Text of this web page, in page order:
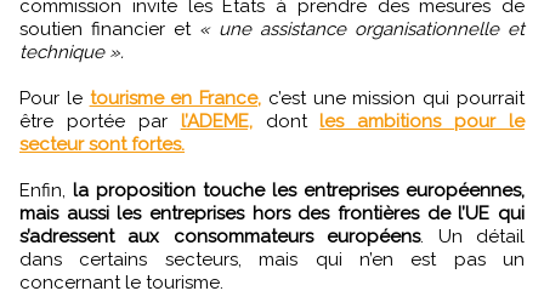
commission invite les États à prendre des mesures de
soutien financier et « une assistance organisationnelle et
technique ».
Pour le tourisme en France, c’est une mission qui pourrait
être portée par l’ADEME,dontles ambitions pour le
secteur sont fortes.
Enfin, la proposition touche les entreprises européennes,
mais aussi les entreprises hors des frontières de l’UE qui
s’adressent aux consommateurs européens. Un détail
dans certains secteurs, mais qui n’en est pas un
concernant le tourisme.